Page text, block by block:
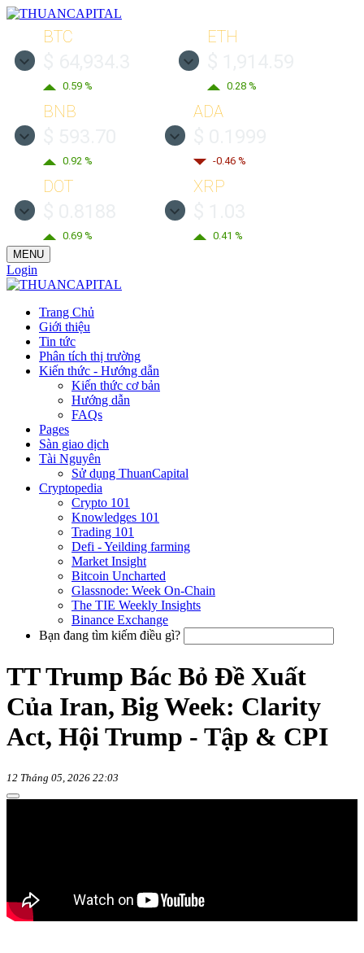
BTC
0.59 %
ETH
0.28 %
BNB
0.92 %
ADA
-0.46 %
DOT
0.69 %
XRP
0.41 %
MENU
Login
Trang Chủ
Giới thiệu
Tin tức
Phân tích thị trường
Kiến thức - Hướng dẫn
Kiến thức cơ bản
Hướng dẫn
FAQs
Pages
Sàn giao dịch
Tài Nguyên
Sử dụng ThuanCapital
Cryptopedia
Crypto 101
Knowledges 101
Trading 101
Defi - Yeilding farming
Market Insight
Bitcoin Uncharted
Glassnode: Week On-Chain
The TIE Weekly Insights
Binance Exchange
Bạn đang tìm kiếm điều gì?
TT Trump Bác Bỏ Đề Xuất
Của Iran, Big Week: Clarity
Act, Hội Trump - Tập & CPI
12 Tháng 05, 2026 22:03